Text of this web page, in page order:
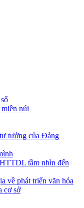
núi
tưởng của Đảng
tầm nhìn đến
về phát triển văn hóa
cơ sở